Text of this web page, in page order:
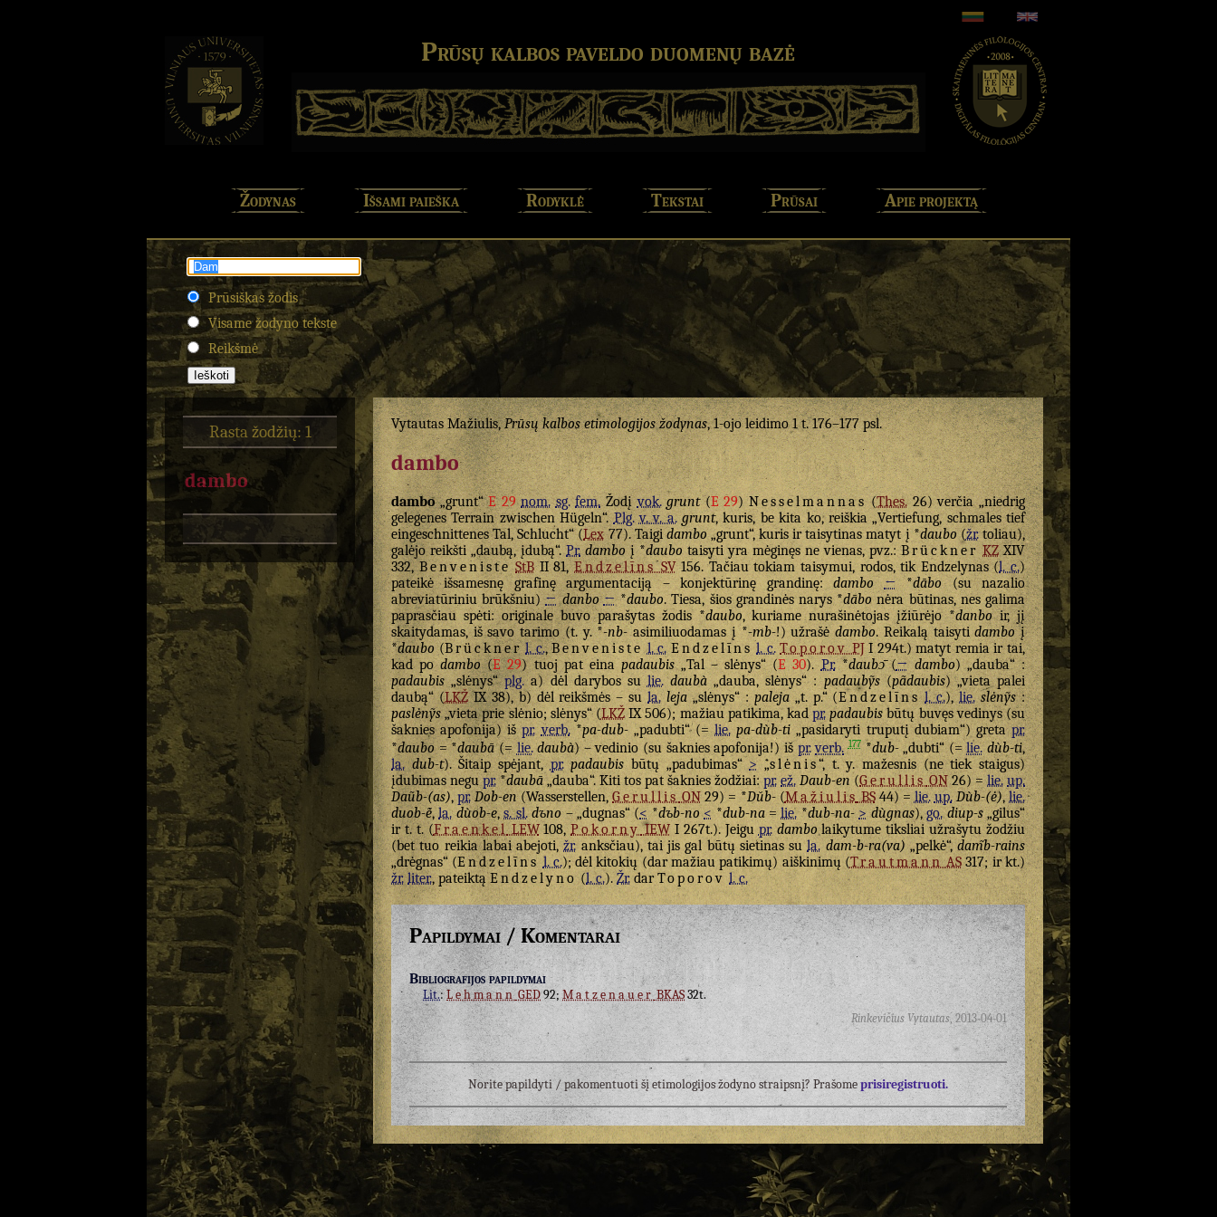
Prūsų kalbos paveldo duomenų bazė
Žodynas Išsami paieška Rodyklė Tekstai Prūsai Apie projektą
Prūsiškas žodis
Visame žodyno tekste
Reikšmė
Rasta žodžių: 1
dambo
Vytautas Mažiulis,Prūsų kalbos etimologijos žodynas, 1-ojo leidimo 1 t. 176–177 psl.
dambo
dambo„grunt“E 29 nom. sg. fem.Žodįvok. grunt(E 29)Nesselmannas(Thes.26) verčia „niedrig
gelegenes Terrain zwischen Hügeln“.Plg. v. v. a. grunt, kuris, be kita ko, reiškia „Vertiefung, schmales tief
eingeschnittenes Tal, Schlucht“ (Lex77). Taigidambo„grunt“, kuris ir taisytinas matyt į *daubo(žr.toliau),
galėjo reikšti „daubą, įdubą“.Pr. damboį *daubo taisyti yra mėginęs ne vienas, pvz.:Brückner KZXIV
332,Benveniste StBII 81,EndzelīnsSV156. Tačiau tokiam taisymui, rodos, tik Endzelynas (l. c.)
pateikė išsamesnę grafinę argumentaciją – konjektūrinę grandinę:dambo ←*dābo(su nazalio
abreviatūriniu brūkšniu)← danbo ←*daubo. Tiesa, šios grandinės narys *dābonėra būtinas, nes galima
paprasčiau spėti: originale buvo parašytas žodis *daubo, kuriame nurašinėtojas įžiūrėjo *danboir, jį
skaitydamas, iš savo tarimo (t. y. *-nb-asimiliuodamas į *-mb-!) užrašėdambo. Reikalą taisytidamboį
*daubo(Brückner l. c.,Benveniste l. c. Endzelīns l. c. ToporovPJI 294t.) matyt remia ir tai,
kad podambo(E 29) tuoj pat einapadaubis„Tal – slėnys“ (E 30).Pr.*daubɔ̄(→ dambo) „dauba“ :
padaubis„slėnys“plg.a) dėl darybos sulie. daubà„dauba, slėnys“ :padaubỹs(pãdaubis) „vieta palei
daubą“ (LKŽIX 38), b) dėl reikšmės – sula. leja „slėnys“ :paleja„t. p.“ (Endzelīns l. c.),lie. slėnỹs:
paslėnỹs„vieta prie slėnio; slėnys“ (LKŽIX 506); mažiau patikima, kadpr. padaubisbūtų buvęs vedinys (su
šaknies apofonija) išpr. verb.*pa-dub-„padubti“ (=lie. pa-dùb-ti„pasidaryti truputį dubiam“) gretapr.
*daubo= *daubā(=lie. daubà) – vedinio (su šaknies apofonija!) išpr. verb. 177 *dub-„dubti“ (=lie. dùb-ti,
la. dub-t). Šitaip spėjant,pr. padaubisbūtų „padubimas“>„slėnis“, t. y. mažesnis (ne tiek staigus)
įdubimas negupr.*daubā„dauba“. Kiti tos pat šaknies žodžiai:pr. ež. Daub-en (Gerullis ON26) =lie. up.
Daũb-(as),pr. Dob-en(Wasserstellen,GerullisON29) = *Dŭb-(MažiulisBS44) =lie. up. Dùb-(ė),lie.
duob-ė̃,la. dùob-e,s. sl. dъno– „dugnas“ (< *dъb-no <*dub-na=lie.*dub-na- > dùgnas),go. diup-s„gilus“
ir t. t. (FraenkelLEW108,Pokorny IEW I 267t.). Jeigu pr. dambolaikytume tiksliai užrašytu žodžiu
(bet tuo reikia labai abejoti,žr.anksčiau), tai jis gal būtų sietinas sula. dam-b-ra(va)„pelkė“, dam̃b-rains
„drėgnas“ (Endzelīns l. c.); dėl kitokių (dar mažiau patikimų) aiškinimų (TrautmannAS317; ir kt.)
žr. liter., pateiktąEndzelyno(l. c.). Žr.darToporov l. c.
Papildymai / Komentarai
Bibliografijos papildymai
Lit.:LehmannGED92; MatzenauerBKAS32t.
Rinkevičius Vytautas,2013-04-01
Norite papildyti / pakomentuoti šį etimologijos žodyno straipsnį? Prašomeprisiregistruoti.